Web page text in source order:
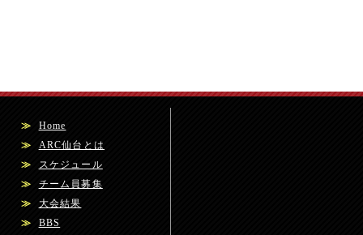
≫
Home
≫
ARC仙台とは
≫
スケジュール
≫
チーム員募集
≫
大会結果
≫
BBS